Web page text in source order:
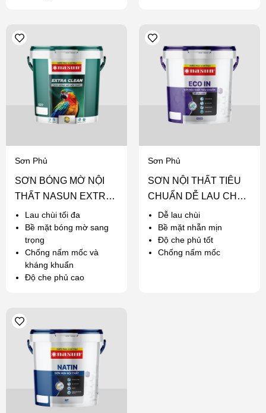
Sơn Phủ
SƠN BÓNG MỜ NỘI
THẤT NASUN EXTRA
CLEAN
Lau chùi tối đa
Bề mặt bóng mờ sang
trọng
Chống nấm mốc và
kháng khuẩn
Độ che phủ cao
Sơn Phủ
SƠN NỘI THẤT TIÊU
CHUẨN DỄ LAU CHÙI
NASUN ECO IN
Dễ lau chùi
Bề mặt nhẵn mịn
Độ che phủ tốt
Chống nấm mốc